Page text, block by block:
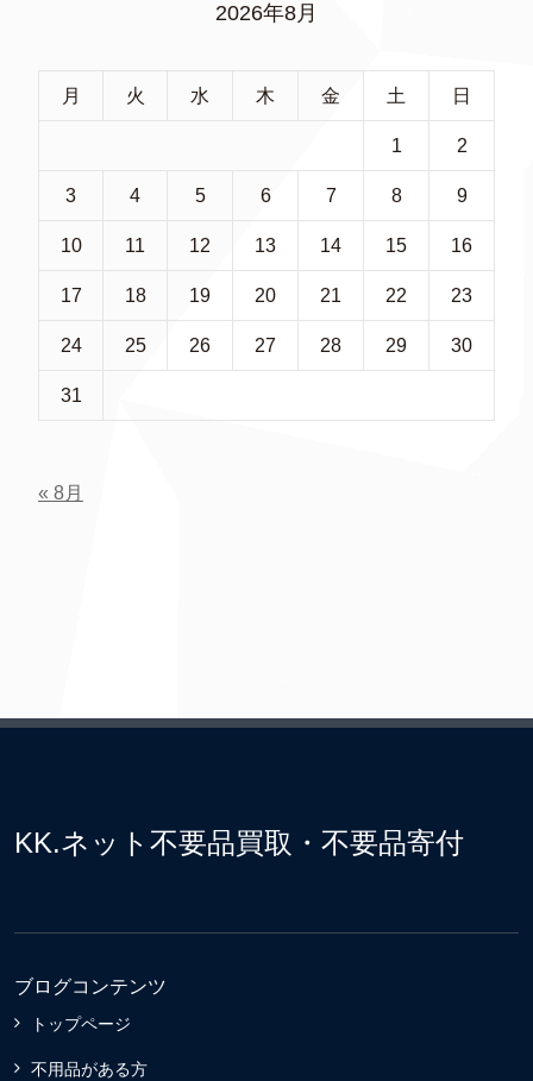
2026年8月
月 火 水 木 金 土 日
1 2
3 4 5 6 7 8 9
10 11 12 13 14 15 16
17 18 19 20 21 22 23
24 25 26 27 28 29 30
31
« 8月
KK.ネット不要品買取・不要品寄付
ブログコンテンツ
トップページ
不用品がある方